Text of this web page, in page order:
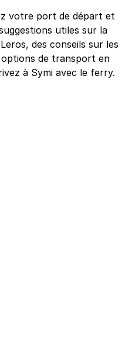
votre port de départ et
utiles sur la
des conseils sur les
de transport en
à Symi avec le ferry.